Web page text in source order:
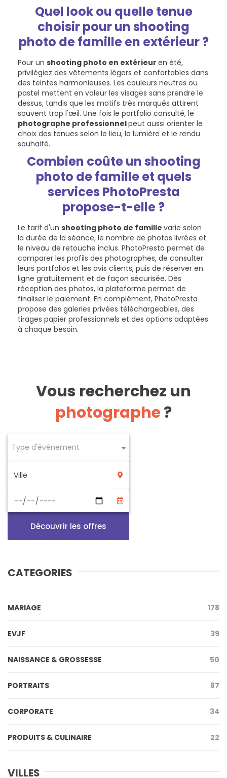
Quel look ou quelle tenue
choisir pour un shooting
photo de famille en extérieur ?
Pour un shooting photo en extérieur en été,
privilégiez des vêtements légers et confortables dans
des teintes harmonieuses. Les couleurs neutres ou
pastel mettent en valeur les visages sans prendre le
dessus, tandis que les motifs très marqués attirent
souvent trop l'œil. Une fois le portfolio consulté, le
photographe professionnelpeut aussi orienter le
choix des tenues selon le lieu, la lumière et le rendu
souhaité.
Combien coûte un shooting
photo de famille et quels
services PhotoPresta
propose-t-elle ?
Le tarif d'un shooting photo de famille varie selon
la durée de la séance, le nombre de photos livrées et
le niveau de retouche inclus. PhotoPresta permet de
comparer les profils des photographes, de consulter
leurs portfolios et les avis clients, puis de réserver en
ligne gratuitement et de façon sécurisée. Dès
réception des photos, la plateforme permet de
finaliser le paiement. En complément, PhotoPresta
propose des galeries privées téléchargeables, des
tirages papier professionnels et des options adaptées
à chaque besoin.
Vous recherchez un
photographe?
Type d'événement
Découvrir les offres
CATEGORIES
MARIAGE 178
EVJF 39
NAISSANCE & GROSSESSE 50
PORTRAITS 87
CORPORATE 34
PRODUITS & CULINAIRE 22
VILLES